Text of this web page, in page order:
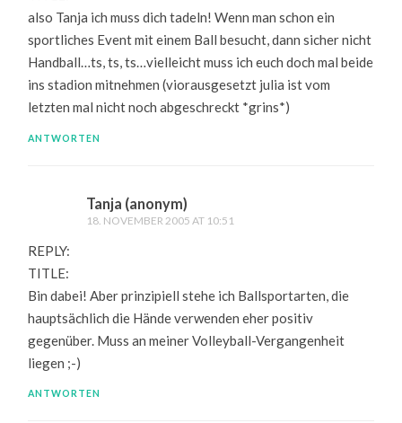
also Tanja ich muss dich tadeln! Wenn man schon ein
sportliches Event mit einem Ball besucht, dann sicher nicht
Handball…ts, ts, ts…vielleicht muss ich euch doch mal beide
ins stadion mitnehmen (viorausgesetzt julia ist vom
letzten mal nicht noch abgeschreckt *grins*)
ANTWORTEN
Tanja (anonym)
18. NOVEMBER 2005 AT 10:51
REPLY:
TITLE:
Bin dabei! Aber prinzipiell stehe ich Ballsportarten, die
hauptsächlich die Hände verwenden eher positiv
gegenüber. Muss an meiner Volleyball-Vergangenheit
liegen ;-)
ANTWORTEN